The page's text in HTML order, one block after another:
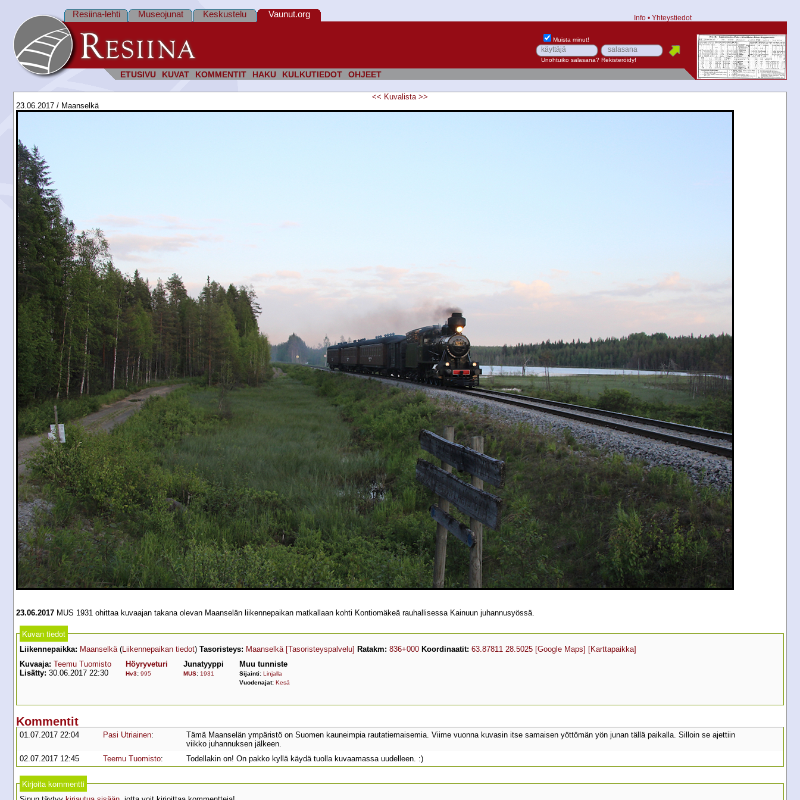
ETUSIVU KUVAT KOMMENTIT HAKU KULKUTIEDOT OHJEET
Resiina-lehti Museojunat Keskustelu Vaunut.org Info • Yhteystiedot
Muista minut!
Unohtuiko salasana? Rekisteröidy!
<< Kuvalista >>
23.06.2017 / Maanselkä
23.06.2017 MUS 1931 ohittaa kuvaajan takana olevan Maanselän liikennepaikan matkallaan kohti Kontiomäkeä rauhallisessa Kainuun juhannusyössä.
Kuvan tiedot
Liikennepaikka: Maanselkä(Liikennepaikan tiedot) Tasoristeys: Maanselkä [Tasoristeyspalvelu] Ratakm: 836+000 Koordinaatit: 63.87811 28.5025 [Google Maps] [Karttapaikka]
Kuvaaja: Teemu Tuomisto
Lisätty: 30.06.2017 22:30
Höyryveturi
Hv3: 995
Junatyyppi
MUS: 1931
Muu tunniste
Sijainti: Linjalla
Vuodenajat: Kesä
Kommentit
01.07.2017 22:04 Pasi Utriainen:
Tämä Maanselän ympäristö on Suomen kauneimpia rautatiemaisemia. Viime vuonna kuvasin itse samaisen yöttömän yön junan tällä paikalla. Silloin se ajettiin
viikko juhannuksen jälkeen.
02.07.2017 12:45
Teemu Tuomisto: Todellakin on! On pakko kyllä käydä tuolla kuvaamassa uudelleen. :)
Kirjoita kommentti